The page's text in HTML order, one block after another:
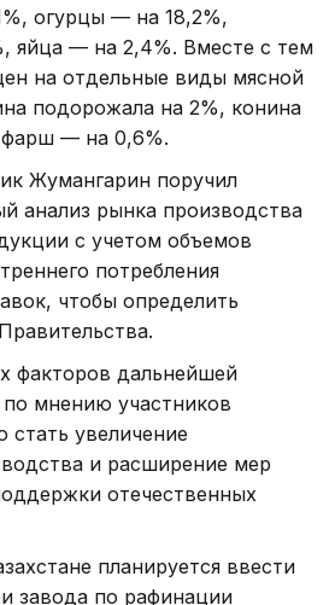
огурцы — на 18,2%,
яйца — на 2,4%. Вместе с тем
на отдельные виды мясной
подорожала на 2%, конина
— на 0,6%.
Жумангарин поручил
анализ рынка производства
с учетом объемов
потребления
чтобы определить
факторов дальнейшей
мнению участников
увеличение
и расширение мер
отечественных
планируется ввести
завода по рафинации